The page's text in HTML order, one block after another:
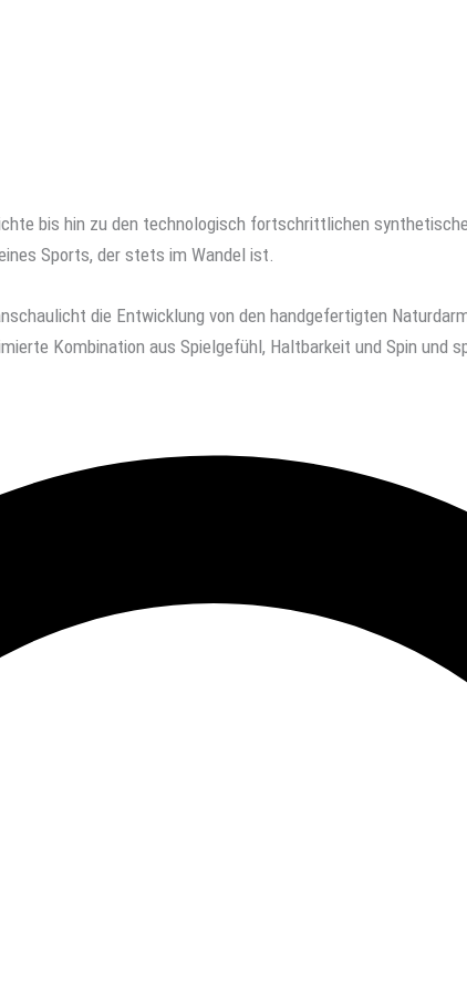
bis hin zu den technologisch fortschrittlichen
Sports, der stets im Wandel ist.
die Entwicklung von den handgefertigten
Kombination aus Spielgefühl, Haltbarkeit und Spin und